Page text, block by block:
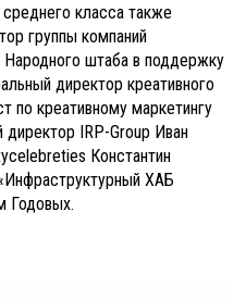
класса также
группы компаний
Народного штаба в поддержку
директор креативного
по креативному маркетингу
IRP-Group Иван
Константин
ХАБ
Годовых.